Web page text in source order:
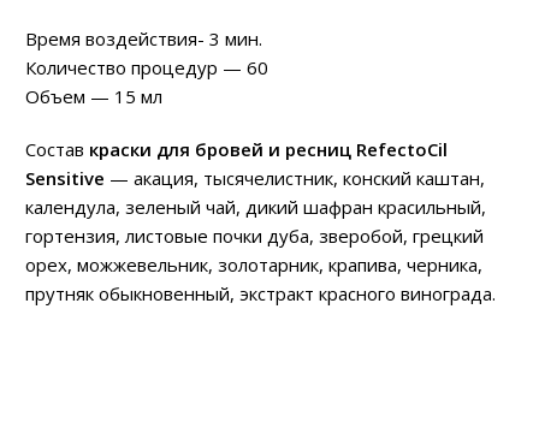
Время воздействия- 3 мин.
Количество процедур — 60
Объем — 15 мл
Состав краски для бровей и ресниц RefectoCil
Sensitive — акация, тысячелистник, конский каштан,
календула, зеленый чай, дикий шафран красильный,
гортензия, листовые почки дуба, зверобой, грецкий
орех, можжевельник, золотарник, крапива, черника,
прутняк обыкновенный, экстракт красного винограда.